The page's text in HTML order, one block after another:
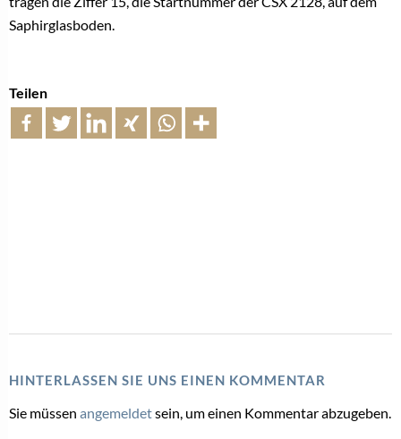
Saphirglasboden.
Teilen
HINTERLASSEN SIE UNS EINEN KOMMENTAR
Sie müssen angemeldetsein, um einen Kommentar abzugeben.